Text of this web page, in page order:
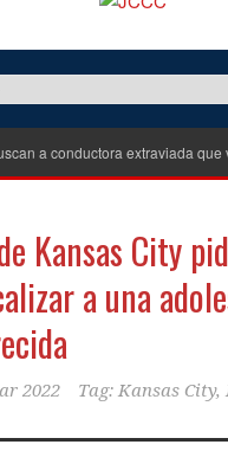
a conductora extraviada que
Kansas City
a una
2022 Tag: Kansas City,